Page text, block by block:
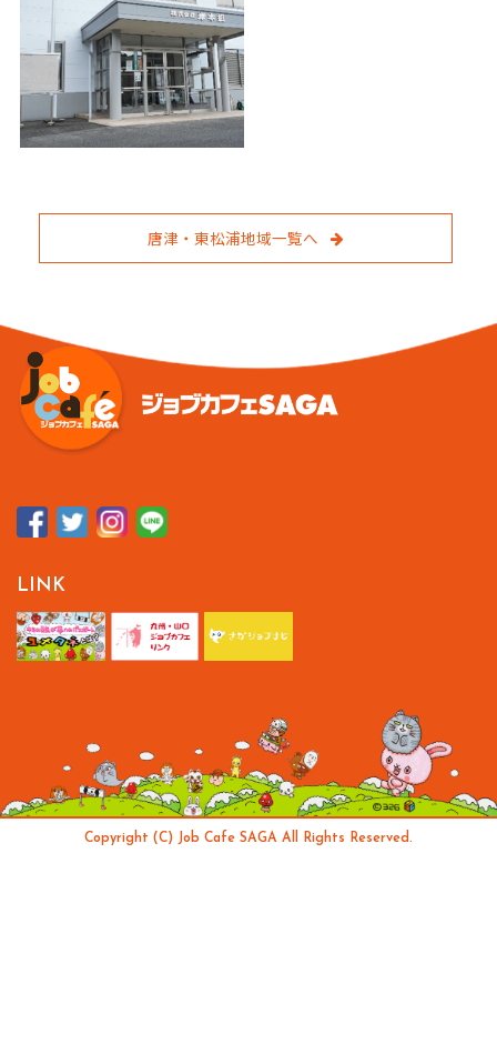
唐津・東松浦地域一覧へ
LINK
Copyright (C) Job Cafe SAGA All Rights Reserved.